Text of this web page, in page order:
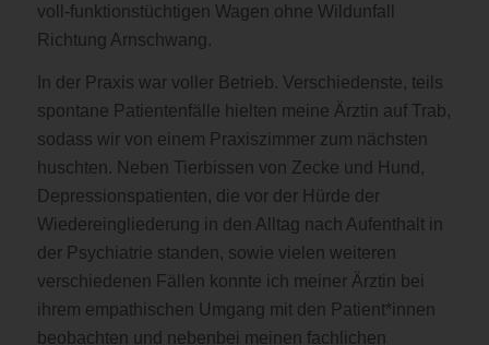
voll-funktionstüchtigen Wagen ohne Wildunfall
Richtung Arnschwang.
In der Praxis war voller Betrieb. Verschiedenste, teils
spontane Patientenfälle hielten meine Ärztin auf Trab,
sodass wir von einem Praxiszimmer zum nächsten
huschten. Neben Tierbissen von Zecke und Hund,
Depressionspatienten, die vor der Hürde der
Wiedereingliederung in den Alltag nach Aufenthalt in
der Psychiatrie standen, sowie vielen weiteren
verschiedenen Fällen konnte ich meiner Ärztin bei
ihrem empathischen Umgang mit den Patient*innen
beobachten und nebenbei meinen fachlichen